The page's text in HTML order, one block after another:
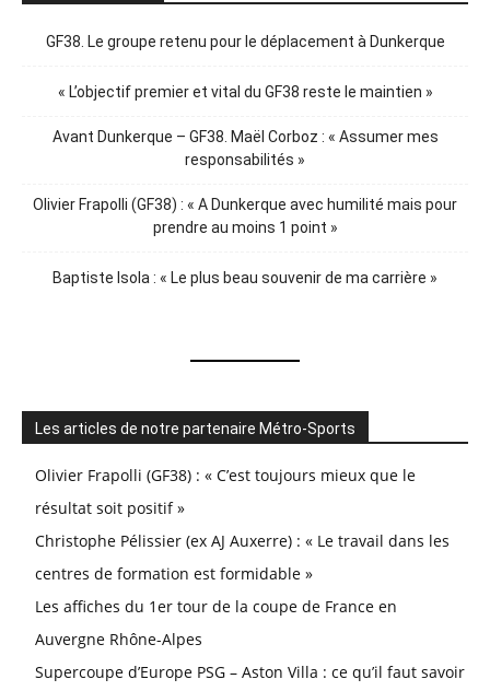
GF38. Le groupe retenu pour le déplacement à Dunkerque
« L’objectif premier et vital du GF38 reste le maintien »
Avant Dunkerque – GF38. Maël Corboz : « Assumer mes
responsabilités »
Olivier Frapolli (GF38) : « A Dunkerque avec humilité mais pour
prendre au moins 1 point »
Baptiste Isola : « Le plus beau souvenir de ma carrière »
Les articles de notre partenaire Métro-Sports
Olivier Frapolli (GF38) : « C’est toujours mieux que le
résultat soit positif »
Christophe Pélissier (ex AJ Auxerre) : « Le travail dans les
centres de formation est formidable »
Les affiches du 1er tour de la coupe de France en
Auvergne Rhône-Alpes
Supercoupe d’Europe PSG – Aston Villa : ce qu’il faut savoir